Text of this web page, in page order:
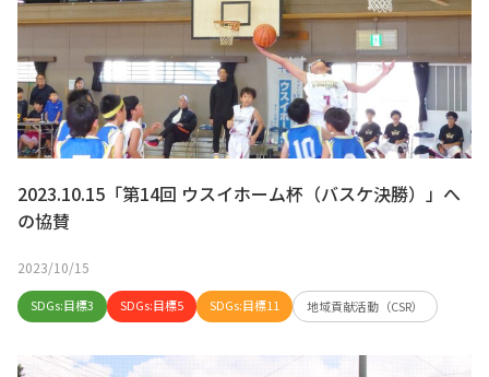
2023.10.15「第14回 ウスイホーム杯（バスケ決勝）」へ
の協賛
2023/10/15
SDGs:目標3 SDGs:目標5 SDGs:目標11 地域貢献活動（CSR）